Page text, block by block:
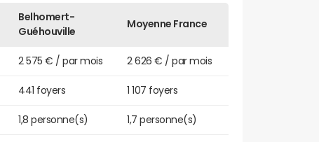
Belhomert-
Guéhouville
Moyenne France
2 575 € / par mois 2 626 € / par mois
441 foyers 1 107 foyers
1,8 personne(s) 1,7 personne(s)